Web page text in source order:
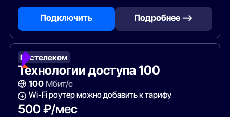
Подключить Подробнее —>
Ростелеком
Технологии доступа 100
100Мбит/с
Wi-Fi роутер можно добавить к тарифу
500 ₽/мес